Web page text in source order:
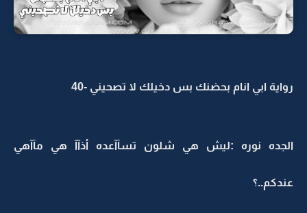
رواية ابي انام بحضنك بس دخيلك لا تصحيني -40
الجده نوره :ليش هي شلون تسآآعده أذآآ هي مآآهي
عندكم..؟